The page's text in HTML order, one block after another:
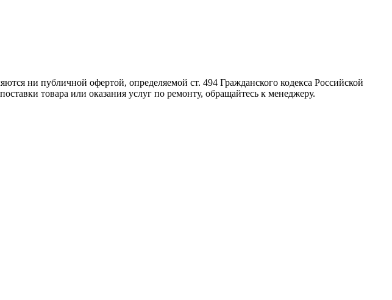
ни публичной офертой, определяемой ст. 494 Гражданского кодекса Российской
товара или оказания услуг по ремонту, обращайтесь к менеджеру.